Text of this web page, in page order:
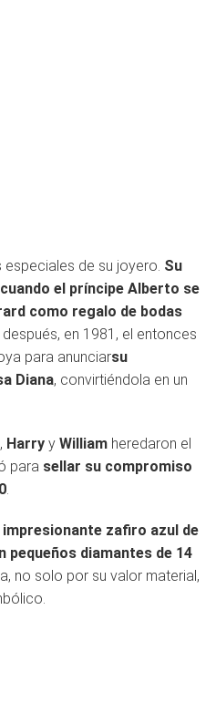
especiales de su joyero. Su
el príncipe Alberto se
como regalo de bodas
después, en 1981, el entonces
para anunciarsu
Diana, convirtiéndola en un
Harry y William heredaron el
para sellar su compromiso
.
impresionante zafiro azul de
pequeños diamantes de 14
no solo por su valor material,